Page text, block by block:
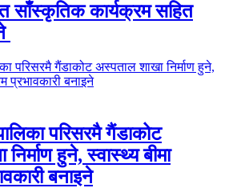
साँस्कृतिक कार्यक्रम सहित
परिसरमै गैंडाकोट
हुने, स्वास्थ्य बीमा
बनाइने